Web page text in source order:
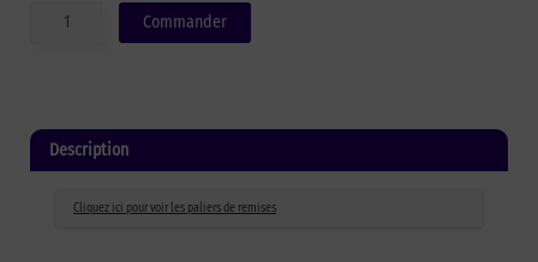
quantité
Commander
Description
Cliquez ici pour voir les paliers de remises